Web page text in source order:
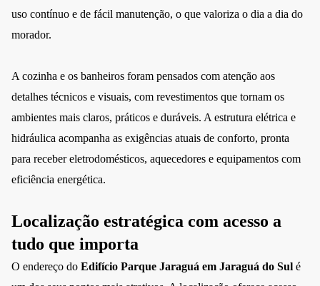
uso contínuo e de fácil manutenção, o que valoriza o dia a dia do
morador.
A cozinha e os banheiros foram pensados com atenção aos
detalhes técnicos e visuais, com revestimentos que tornam os
ambientes mais claros, práticos e duráveis. A estrutura elétrica e
hidráulica acompanha as exigências atuais de conforto, pronta
para receber eletrodomésticos, aquecedores e equipamentos com
eficiência energética.
Localização estratégica com acesso a
tudo que importa
O endereço do Edifício Parque Jaraguá em Jaraguá do Sul é